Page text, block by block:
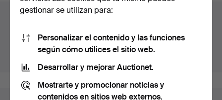
Archivo de subastas
Estás buscando en el archivo de subastas concluidas.
Mostrar las subastas en curso.
gestionar se utilizan para:
Personalizar el contenido y las funciones
según cómo utilices el sitio web.
Desarrollar y mejorar Auctionet.
Mostrarte y promocionar noticias y
contenidos en sitios web externos.